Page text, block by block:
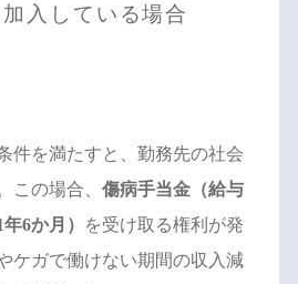
入している場合
件を満たすと、勤務先の社会
この場合、 傷病手当金（給与
6か月）
を受け取る権利が発
ケガで働けない期間の収入減